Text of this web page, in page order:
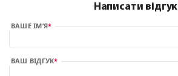
Написати відгук
ВАШЕ ІМ’Я
ВАШ ВІДГУК